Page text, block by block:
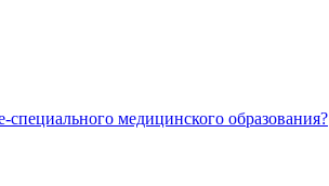
медицинского образования?